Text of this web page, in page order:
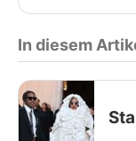
In diesem